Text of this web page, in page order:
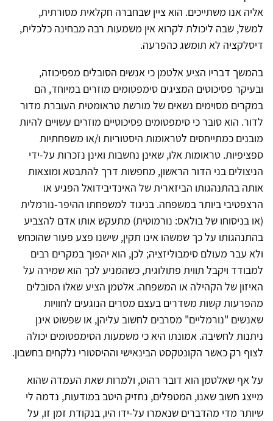
אליה אנו משתייכים. הוא ציין שבחברה חקלאית מסורתית,
למשל, שבה ליכולת לקרוא אין משמעות רבה מבחינה כלכלית,
דיסלקציה לא תומשג כהפרעה.
בהמשך דבריו הציע אלטמן כי אנשים הסובלים מפסיכוזה,
ובעיקר פסיכוטים המציגים סימפטומים מוזרים במיוחד, הם
במקרים מסוימים נשאים של מורשת טראומטית העוברת מדור
לדור. הוא סובר כי סימפטומים פסיכוטיים מוזרים עשויים להיות
מובנים כמתייחסים לטראומות היסטוריות ו/או משפחתיות
ספציפיות. טראומות אלו, שאינן נחשבות ואינן נזכרות על-ידי
הניצולים בני הדור הראשון, מחפשות דרך להתבטא ומוצאות
אותה בהתנהגותו הביזארית של האינדיבידואל הפגיע או
הרצפטיבי ביותר במשפחה. בניגוד למשפחתו ההיפר-נורמלית
(או בניסוחו של בולאס: נורמוטית) מתעקש אותו אדם להצביע
בהתנהגותו על כך שמשהו אינו תקין, שישנו פצע פעור שהוכחש
ולא עבר מעולם סימבוליזציה; לכן, הוא יהפוך במקרים רבים
למבודד ויקבל תווית פתולוגית, כשהמניע לכך הוא שמירה על
האיזון של הקהילה או המשפחה. אלטמן הציע שאלו הסובלים
מהפרעות קשות משדרים בעצם מסרים הנוגעים לחוויות
שאנשים "נורמליים" מסרבים לחשוב עליהן, או שפשוט אינן
ניתנות לחשיבה. אמונתו היא כי משמעות הסימפטומים יכולה
לצוף רק כאשר הקונטקסט הבינאישי וההיסטורי נלקחים בחשבון.
על אף שאלטמן הוא דובר רהוט, ולמרות שאת העמדה שהוא
מייצג חשוב שאנו, המטפלים, נחזיק היטב במודעות, נדמה לי
שיותר מדי מהדברים שנאמרו על-ידו היו, בנקודת זמן זו, על